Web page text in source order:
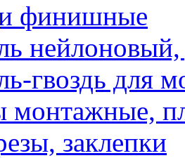
финишные
нейлоновый,
гвоздь для
монтажные,
заклепки